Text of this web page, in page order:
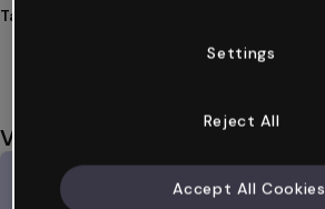
Tags
Vous aimerez aussi
Settings
Reject All
Accept All Cookies